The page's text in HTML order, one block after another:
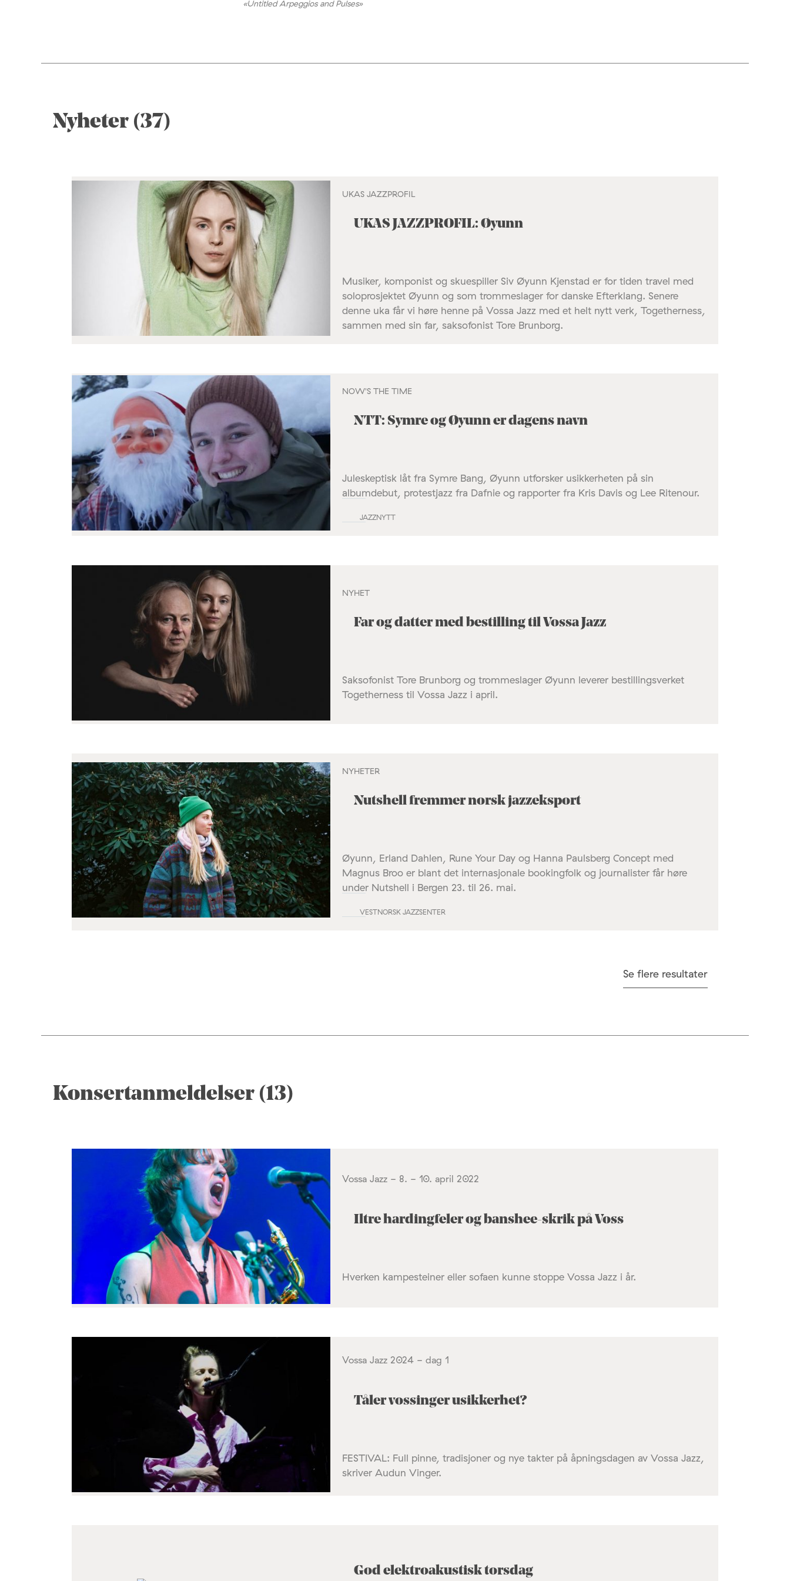
«Untitled Arpeggios and Pulses»
Nyheter (37)
UKAS JAZZPROFIL
UKAS JAZZPROFIL: Øyunn
Musiker, komponist og skuespiller Siv Øyunn Kjenstad er for tiden travel med
soloprosjektet Øyunn og som trommeslager for danske Efterklang. Senere
denne uka får vi høre henne på Vossa Jazz med et helt nytt verk, Togetherness,
sammen med sin far, saksofonist Tore Brunborg.
NOW'S THE TIME
NTT: Symre og Øyunn er dagens navn
Juleskeptisk låt fra Symre Bang, Øyunn utforsker usikkerheten på sin
albumdebut, protestjazz fra Dafnie og rapporter fra Kris Davis og Lee Ritenour.
JAZZNYTT
NYHET
Far og datter med bestilling til Vossa Jazz
Saksofonist Tore Brunborg og trommeslager Øyunn leverer bestillingsverket
Togetherness til Vossa Jazz i april.
NYHETER
Nutshell fremmer norsk jazzeksport
Øyunn, Erland Dahlen, Rune Your Day og Hanna Paulsberg Concept med
Magnus Broo er blant det internasjonale bookingfolk og journalister får høre
under Nutshell i Bergen 23. til 26. mai.
VESTNORSK JAZZSENTER
Se flere resultater
Konsertanmeldelser (13)
Vossa Jazz - 8. - 10. april 2022
Iltre hardingfeler og banshee-skrik på Voss
Hverken kampesteiner eller sofaen kunne stoppe Vossa Jazz i år.
Vossa Jazz 2024 - dag 1
Tåler vossinger usikkerhet?
FESTIVAL: Full pinne, tradisjoner og nye takter på åpningsdagen av Vossa Jazz,
skriver Audun Vinger.
God elektroakustisk torsdag